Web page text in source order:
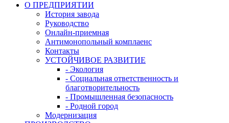
О ПРЕДПРИЯТИИ
История завода
Руководство
Онлайн-приемная
Антимонопольный комплаенс
Контакты
УСТОЙЧИВОЕ РАЗВИТИЕ
- Экология
- Социальная ответственность и
благотворительность
- Промышленная безопасность
- Родной город
Модернизация